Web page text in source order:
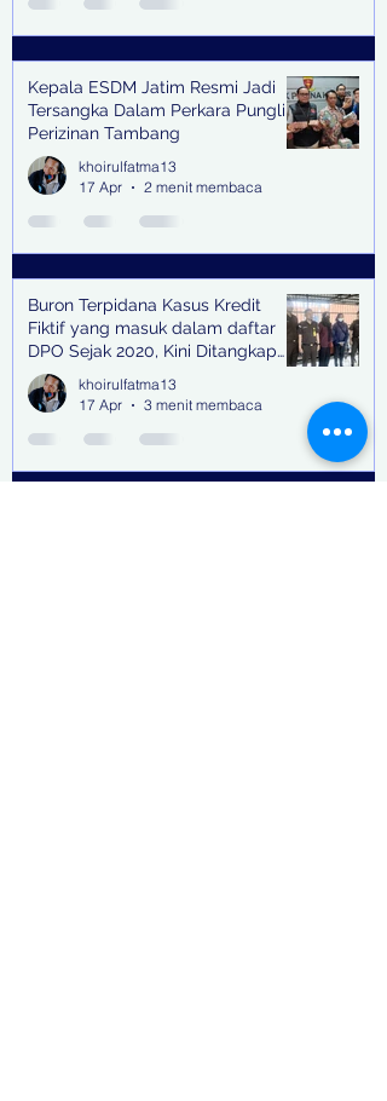
Kepala ESDM Jatim Resmi Jadi
Tersangka Dalam Perkara Pungli
Perizinan Tambang
khoirulfatma13
17 Apr
2 menit membaca
Buron Terpidana Kasus Kredit
Fiktif yang masuk dalam daftar
DPO Sejak 2020, Kini Ditangkap
Kejari Surabaya
khoirulfatma13
17 Apr
3 menit membaca